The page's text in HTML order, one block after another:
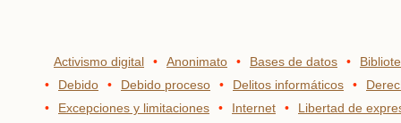
Activismo digital Anonimato Bases de datos
Debido
Debido proceso Delitos informáticos
Excepciones y limitaciones
Internet
Libertad de